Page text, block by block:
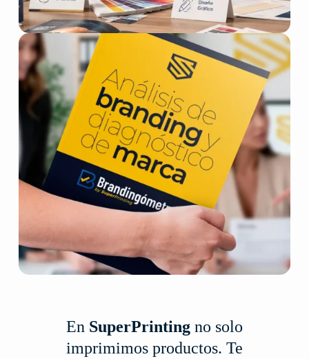
En SuperPrintingno solo
imprimimos productos. Te